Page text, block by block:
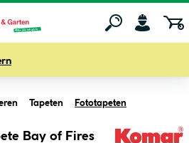
Tapeten Fototapeten
Bay of Fires